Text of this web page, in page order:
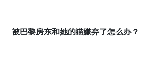
被巴黎房东和她的猫嫌弃了怎么办？